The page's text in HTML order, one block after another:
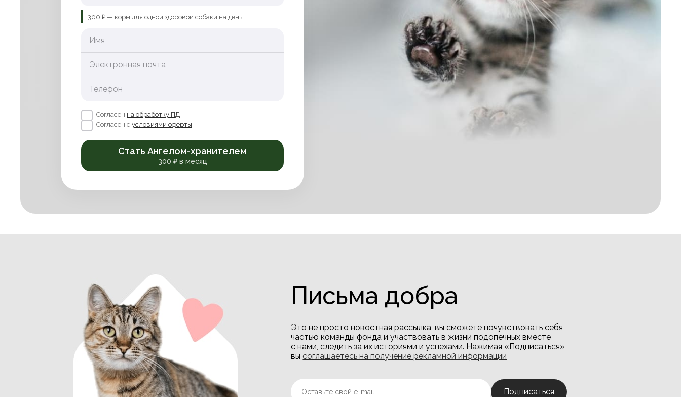
300 ₽ — корм для одной здоровой собаки на день
Имя
Электронная почта
Телефон
Согласен на обработку ПД
Согласен с условиями оферты
Стать Ангелом-хранителем
300 ₽ в месяц
Письма добра
Это не просто новостная рассылка, вы сможете почувствовать себя
частью команды фонда и участвовать в жизни подопечных вместе
с нами, следить за их историями и успехами. Нажимая «Подписаться»,
вы соглашаетесь на получение рекламной информации